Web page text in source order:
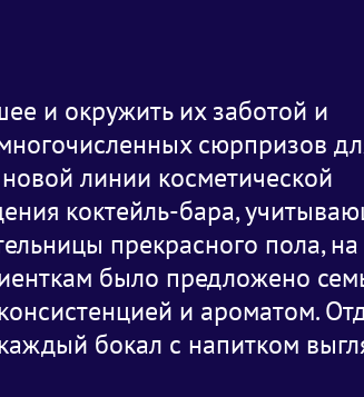
и окружить их заботой и
сюрпризов
линии косметической
коктейль-бара,
прекрасного пола, на
было предложено
и ароматом.
бокал с напитком